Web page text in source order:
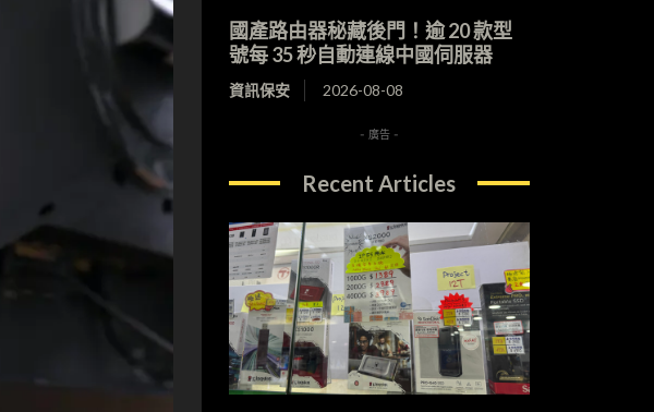
國產路由器秘藏後門！逾 20 款型
號每 35 秒自動連線中國伺服器
資訊保安 2026-08-08
- 廣告 -
Recent Articles